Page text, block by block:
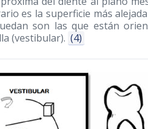
es la superficie más
son las que están
(vestibular). (4)